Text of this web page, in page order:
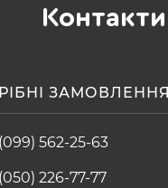
Контакти
ЗАМОВЛЕННЯ
562-25-63
226-77-77